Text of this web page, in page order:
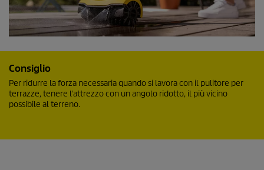
Consiglio
Per ridurre la forza necessaria quando si lavora con il pulitore per
terrazze, tenere l'attrezzo con un angolo ridotto, il più vicino
possibile al terreno.